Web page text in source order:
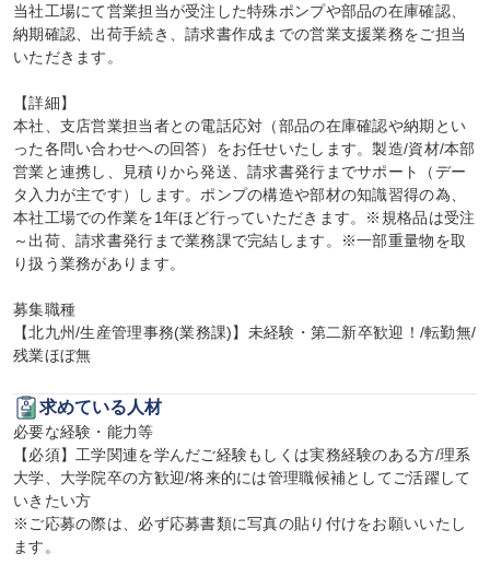
当社工場にて営業担当が受注した特殊ポンプや部品の在庫確認、
納期確認、出荷手続き、請求書作成までの営業支援業務をご担当
いただきます。
【詳細】
本社、支店営業担当者との電話応対（部品の在庫確認や納期とい
った各問い合わせへの回答）をお任せいたします。製造/資材/本部
営業と連携し、見積りから発送、請求書発行までサポート（デー
タ入力が主です）します。ポンプの構造や部材の知識習得の為、
本社工場での作業を1年ほど行っていただきます。※規格品は受注
～出荷、請求書発行まで業務課で完結します。※一部重量物を取
り扱う業務があります。
募集職種
【北九州/生産管理事務(業務課)】未経験・第二新卒歓迎！/転勤無/
残業ほぼ無
求めている人材
必要な経験・能力等
【必須】工学関連を学んだご経験もしくは実務経験のある方/理系
大学、大学院卒の方歓迎/将来的には管理職候補としてご活躍して
いきたい方
※ご応募の際は、必ず応募書類に写真の貼り付けをお願いいたし
ます。